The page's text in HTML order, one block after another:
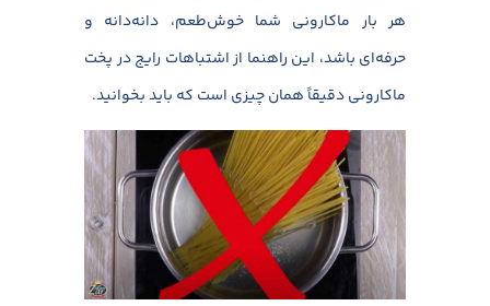
هر بار ماکارونی شما خوش‌طعم، دانه‌دانه و
حرفه‌ای باشد، این راهنما از اشتباهات رایج در پخت
ماکارونی دقیقاً همان چیزی است که باید بخوانید.